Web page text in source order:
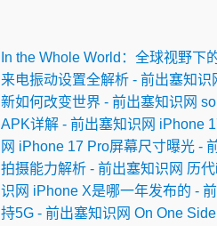
In the Whole World：全球视野下
来电振动设置全解析 - 前出塞知识
新如何改变世界 - 前出塞知识网
APK详解 - 前出塞知识网 iPhone
网 iPhone 17 Pro屏幕尺寸曝光 -
拍摄能力解析 - 前出塞知识网 历
识网 iPhone X是哪一年发布的 -
持5G - 前出塞知识网 On One